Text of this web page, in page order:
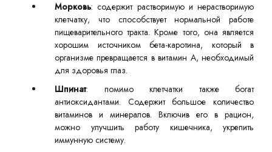
Морковь: содержит растворимую и нерастворимую
клетчатку, что способствует нормальной работе
пищеварительного тракта. Кроме того, она является
хорошим источником бета-каротина, который в
организме превращается в витамин А, необходимый
для здоровья глаз.
Шпинат: помимо клетчатки также богат
антиоксидантами. Содержит большое количество
витаминов и минералов. Включив его в рацион,
можно улучшить работу кишечника, укрепить
иммунную систему.